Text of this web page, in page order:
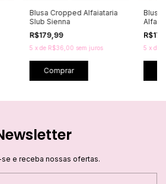
Blusa Cropped Alfaiataria
Slub Sienna
R$179,99
5 xde R$36,00 sem juros
Comprar
Blusa
5 x de
e receba nossas ofertas.